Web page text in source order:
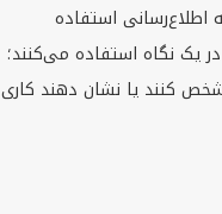
اطلاع‌رسانی استفاده
یک نگاه استفاده می‌کنند؛
کنند یا نشان دهند کاری